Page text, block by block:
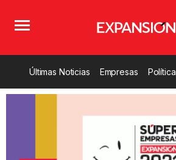
Últimas Noticias Empresas Política